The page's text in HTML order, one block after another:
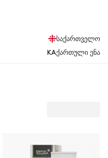
საქართველო
KAქართული ენა